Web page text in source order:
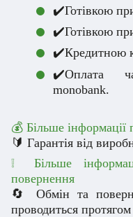
✔️Готівкою
✔️Готівкою
✔️Кредитною
✔️Оплата
monobank.
💰 Більше інформації
🔰 Гарантія від
❕ Більше
повернення
🔄 Обмін та
проводиться